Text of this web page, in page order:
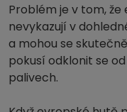
Problém je v tom,
nevykazují v
a mohou se
pokusí odklonit se
palivech.